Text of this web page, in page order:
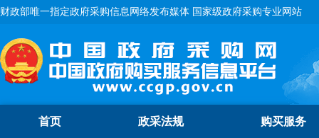
财政部唯一指定政府采购信息网络发布媒体 国家级政府采购专业网站
首页 政采法规 购买服务